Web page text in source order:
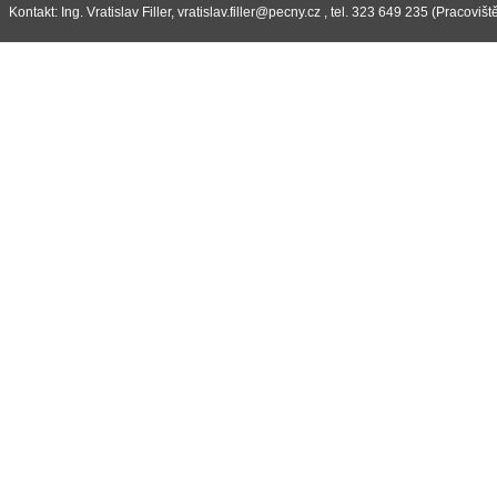
Kontakt: Ing. Vratislav Filler, vratislav.filler@pecny.cz , tel. 323 649 235